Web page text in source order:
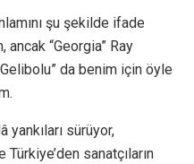
şu şekilde ifade
ancak “Georgia” Ray
da benim için öyle
yankıları sürüyor,
sanatçıların